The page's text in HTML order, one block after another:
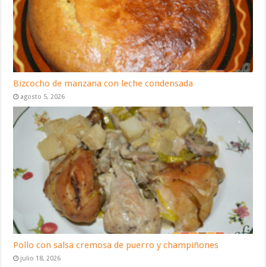
Bizcocho de manzana con leche condensada
agosto 5, 2026
Pollo con salsa cremosa de puerro y champiñones
julio 18, 2026